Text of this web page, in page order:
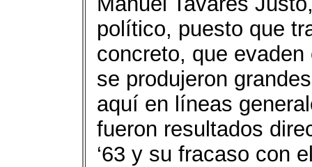
político, puesto que
concreto, que
se produjeron
aquí en líneas
fueron resultados
‘63 y su fracaso con